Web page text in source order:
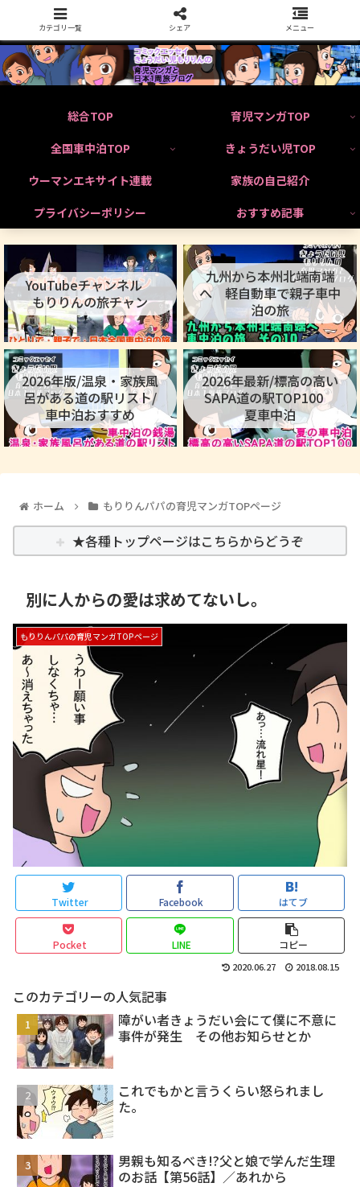
総合TOP
育児マンガTOP
全国車中泊TOP
きょうだい児TOP
ウーマンエキサイト連載
家族の自己紹介
プライバシーポリシー
おすすめ記事
YouTubeチャンネル
もりりんの旅チャン
九州から本州北端南端
へ 軽自動車で親子車中
泊の旅
2026年版/温泉・家族風
呂がある道の駅リスト/
車中泊おすすめ
2026年最新/標高の高い
SAPA道の駅TOP100
夏車中泊
ホーム もりりんパパの育児マンガTOPページ
★各種トップページはこちらからどうぞ
別に人からの愛は求めてないし。
もりりんパパの育児マンガTOPページ
Twitter Facebook はてブ
Pocket LINE コピー
2020.06.27 2018.08.15
このカテゴリーの人気記事
障がい者きょうだい会にて僕に不意に
事件が発生 その他お知らせとか
これでもかと言うくらい怒られまし
た。
男親も知るべき!?父と娘で学んだ生理
のお話【第56話】／あれから
カテゴリ一覧 シェア メニュー